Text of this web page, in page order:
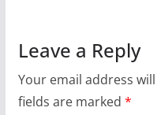
Leave a Reply
Your email address
fields are marked *